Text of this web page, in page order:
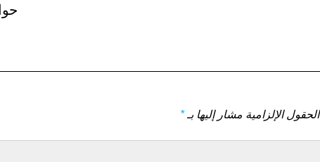
الحقول الإلزامية مشار إليها بـ*